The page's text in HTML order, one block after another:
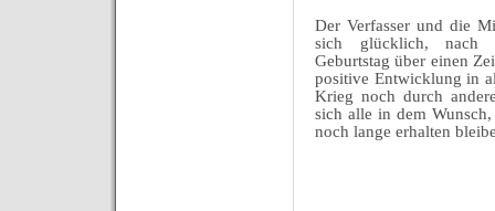
Der Verfasser und die
sich glücklich, nach
Geburtstag über einen
positive Entwicklung in
Krieg noch durch
sich alle in dem
noch lange erhalten